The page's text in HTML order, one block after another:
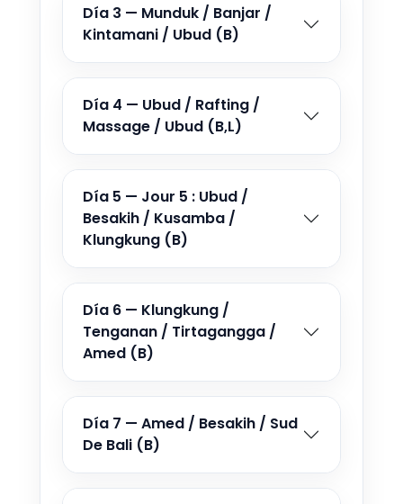
Desde €1.336
12 SEP - 22 SEP 2026
Desde €1.336
13 SEP - 23 SEP 2026
Desde €1.336
14 SEP - 24 SEP 2026
Desde €1.336
Desde €1.336
16 SEP - 26 SEP 2026
17 SEP - 27 SEP 2026
Desde €1.210
18 SEP - 28 SEP 2026
Desde €1.210
Día 3 — Munduk / Banjar /
Kintamani / Ubud (B)
Día 4 — Ubud / Rafting /
Massage / Ubud (B,L)
Día 5 — Jour 5 : Ubud /
Besakih / Kusamba /
Klungkung (B)
Día 6 — Klungkung /
Tenganan / Tirtagangga /
Amed (B)
Día 7 — Amed / Besakih / Sud
De Bali (B)